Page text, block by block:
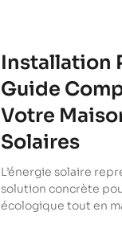
Installation
Guide
Votre
Solaires
L’énergie solaire
solution concrète
écologique tout en